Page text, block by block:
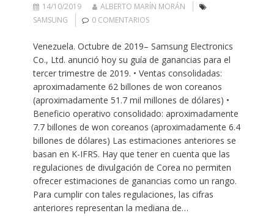
14/10/2019
ALBERTO MARÍN MORÁN
SAMSUNG
0 COMENTARIOS
Venezuela. Octubre de 2019– Samsung Electronics
Co., Ltd. anunció hoy su guía de ganancias para el
tercer trimestre de 2019. • Ventas consolidadas:
aproximadamente 62 billones de won coreanos
(aproximadamente 51.7 mil millones de dólares) •
Beneficio operativo consolidado: aproximadamente
7.7 billones de won coreanos (aproximadamente 6.4
billones de dólares) Las estimaciones anteriores se
basan en K-IFRS. Hay que tener en cuenta que las
regulaciones de divulgación de Corea no permiten
ofrecer estimaciones de ganancias como un rango.
Para cumplir con tales regulaciones, las cifras
anteriores representan la mediana de…